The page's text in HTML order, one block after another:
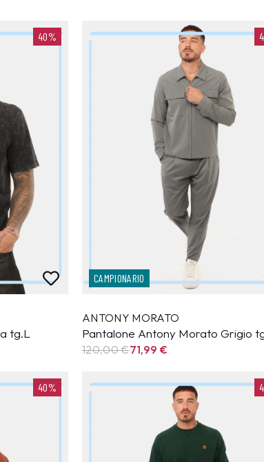
40%
tg.L
CAMPIONARIO
ANTONY MORATO
Pantalone Antony Morato Grigio
120,00 €71,99 €
40%